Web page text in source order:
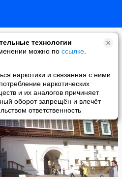
технологии
можно по ссылке
наркотики и связанная с ними
наркотических
и их аналогов причиняет
оборот запрещён и влечёт
ответственность